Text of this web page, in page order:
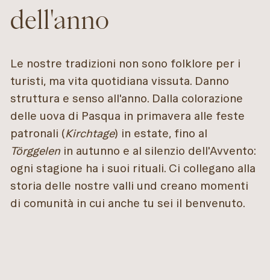
dell'anno
Le nostre tradizioni non sono folklore per i
turisti, ma vita quotidiana vissuta. Danno
struttura e senso all'anno. Dalla colorazione
delle uova di Pasqua in primavera alle feste
patronali (Kirchtage) in estate, fino al
Törggelen in autunno e al silenzio dell'Avvento:
ogni stagione ha i suoi rituali. Ci collegano alla
storia delle nostre valli und creano momenti
di comunità in cui anche tu sei il benvenuto.